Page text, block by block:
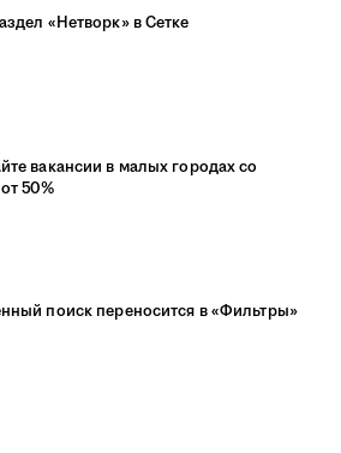
«Нетворк» в Сетке
вакансии в малых городах со
50%
поиск переносится в «Фильтры»